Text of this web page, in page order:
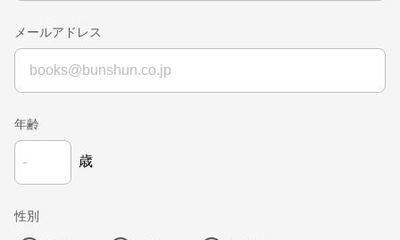
メールアドレス
年齢
歳
性別